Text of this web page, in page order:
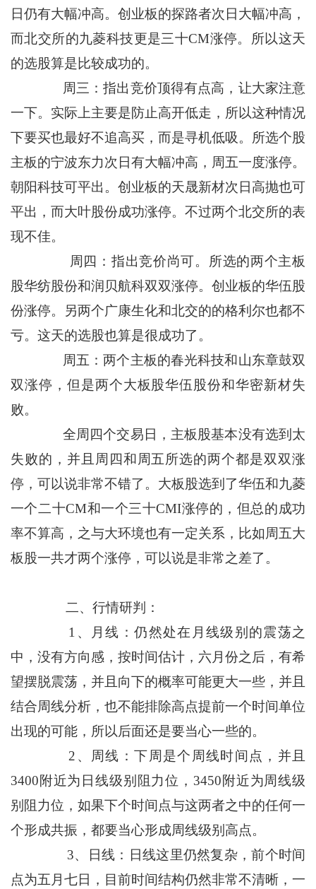
日仍有大幅冲高。创业板的探路者次日大幅冲高，
而北交所的九菱科技更是三十CM涨停。所以这天
的选股算是比较成功的。
周三：指出竞价顶得有点高，让大家注意
一下。实际上主要是防止高开低走，所以这种情况
下要买也最好不追高买，而是寻机低吸。所选个股
主板的宁波东力次日有大幅冲高，周五一度涨停。
朝阳科技可平出。创业板的天晟新材次日高抛也可
平出，而大叶股份成功涨停。不过两个北交所的表
现不佳。
周四：指出竞价尚可。所选的两个主板
股华纺股份和润贝航科双双涨停。创业板的华伍股
份涨停。另两个广康生化和北交的的格利尔也都不
亏。这天的选股也算是很成功了。
周五：两个主板的春光科技和山东章鼓双
双涨停，但是两个大板股华伍股份和华密新材失
败。
全周四个交易日，主板股基本没有选到太
失败的，并且周四和周五所选的两个都是双双涨
停，可以说非常不错了。大板股选到了华伍和九菱
一个二十CM和一个三十CMI涨停的，但总的成功
率不算高，之与大环境也有一定关系，比如周五大
板股一共才两个涨停，可以说是非常之差了。
二、行情研判：
1、月线：仍然处在月线级别的震荡之
中，没有方向感，按时间估计，六月份之后，有希
望摆脱震荡，并且向下的概率可能更大一些，并且
结合周线分析，也不能排除高点提前一个时间单位
出现的可能，所以后面还是要当心一些的。
2、周线：下周是个周线时间点，并且
3400附近为日线级别阻力位，3450附近为周线级
别阻力位，如果下个时间点与这两者之中的任何一
个形成共振，都要当心形成周线级别高点。
3、日线：日线这里仍然复杂，前个时间
点为五月七日，目前时间结构仍然非常不清晰，一